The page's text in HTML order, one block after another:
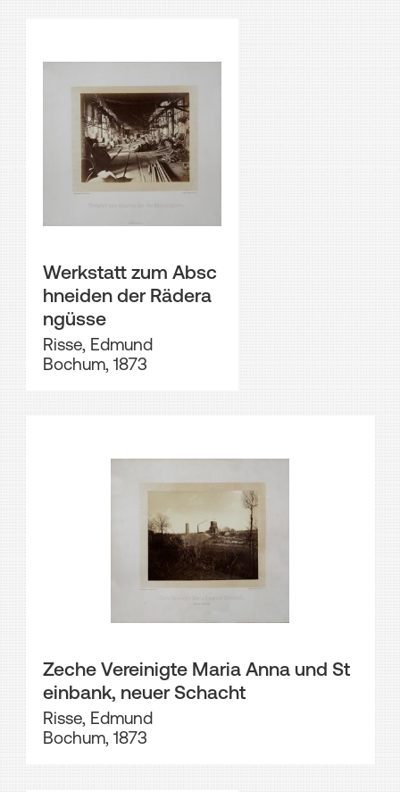
Werkstatt zum Absc
hneiden der Rädera
ngüsse
Risse, Edmund
Bochum, 1873
Zeche Vereinigte Maria Anna und St
einbank, neuer Schacht
Risse, Edmund
Bochum, 1873